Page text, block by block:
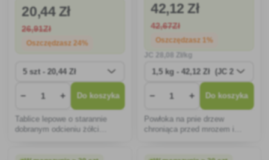
20,44 Zł
26,91Zł
Oszczędzasz 24%
− + Do koszyka
Tablice lepowe o starannie
dobranym odcieniu żółci
42,12 Zł
42,67Zł
Oszczędzasz 1%
28 ,08 Zł/kg
− + Do koszyka
Powłoka na pnie drzew
chroniąca przed mrozem i